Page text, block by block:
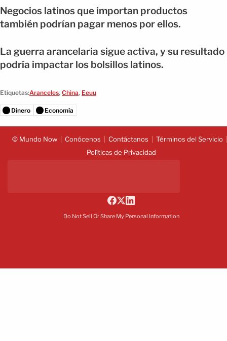
Negocios latinos que importan productos
también podrían pagar menos por ellos.
La guerra arancelaria sigue activa, y su resultado
podría impactar los bolsillos latinos.
Etiquetas:Aranceles, China, Eeuu
Dinero Economía
© Mundo Now Conócenos Contáctanos
Términos del Servicio
Políticas de Privacidad
Do Not Sell Or Share My Personal Information